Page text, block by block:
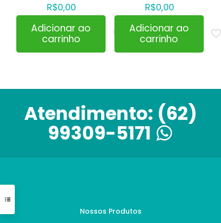
R$0,00
Adicionar ao
carrinho
R$0,00
Adicionar ao
carrinho
Atendimento: (62)
99309-5171
Nossos Produtos